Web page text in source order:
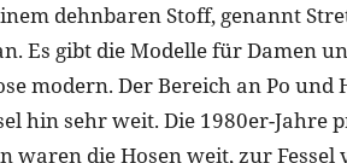
dehnbaren Stoff, genannt
Es gibt die Modelle für Damen
modern. Der Bereich an Po und
hin sehr weit. Die 1980er-Jahre
die Hosen weit, zur Fessel